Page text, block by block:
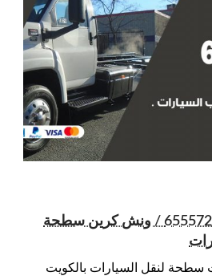
ونش الفحيحيل / 65557275 / ونش كرين سطحة
سطحة لنقل السيارات بالكويت